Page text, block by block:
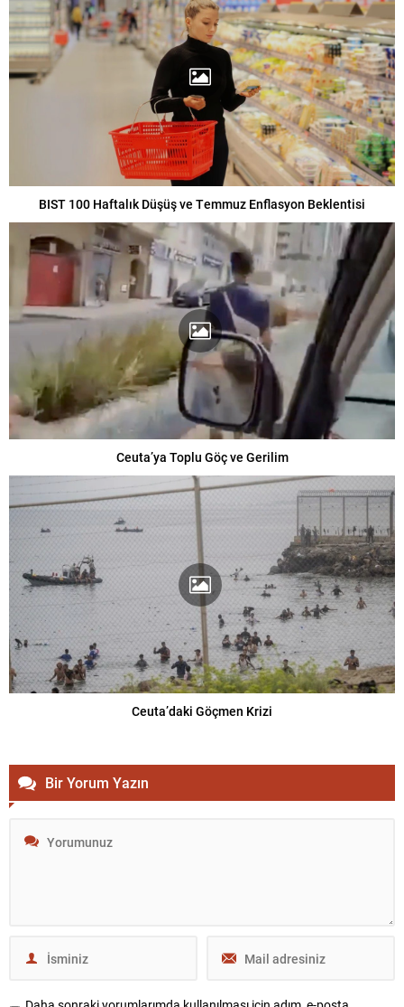
BIST 100 Haftalık Düşüş ve Temmuz Enflasyon Beklentisi
Ceuta’ya Toplu Göç ve Gerilim
Ceuta’daki Göçmen Krizi
Bir Yorum Yazın